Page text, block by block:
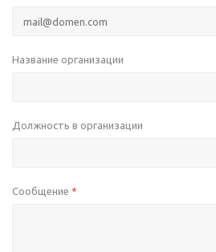
Название организации
Должность в организации
Сообщение *